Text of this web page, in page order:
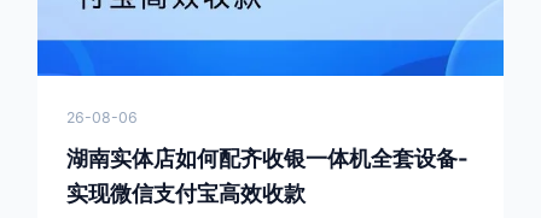
26-08-06
湖南实体店如何配齐收银一体机全套设备-
实现微信支付宝高效收款